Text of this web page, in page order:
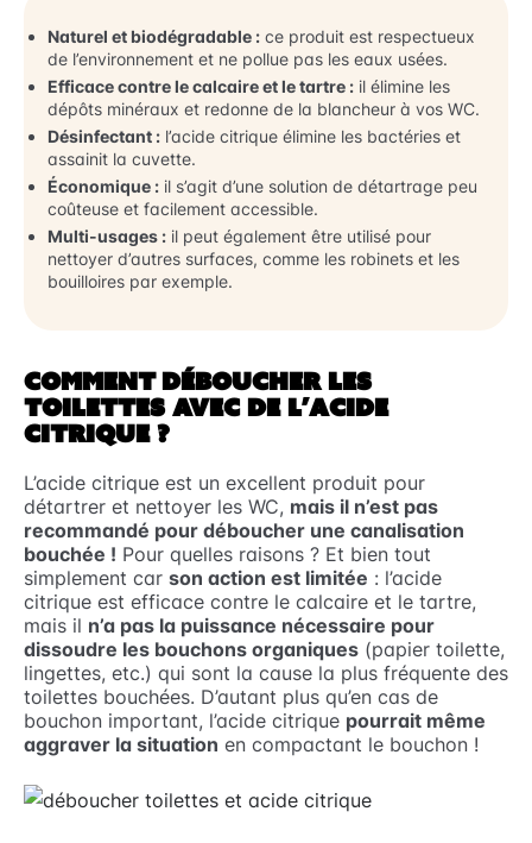
Naturel et biodégradable : ce produit est respectueux
de l’environnement et ne pollue pas les eaux usées.
Efficace contre le calcaire et le tartre : il élimine les
dépôts minéraux et redonne de la blancheur à vos WC.
Désinfectant : l’acide citrique élimine les bactéries et
assainit la cuvette.
Économique : il s’agit d’une solution de détartrage peu
coûteuse et facilement accessible.
Multi-usages : il peut également être utilisé pour
nettoyer d’autres surfaces, comme les robinets et les
bouilloires par exemple.
COMMENT DÉBOUCHER LES
TOILETTES AVEC DE L’ACIDE
CITRIQUE ?
L’acide citrique est un excellent produit pour
détartrer et nettoyer les WC, mais il n’est pas
recommandé pour déboucher une canalisation
bouchée ! Pour quelles raisons ? Et bien tout
simplement car son action est limitée : l’acide
citrique est efficace contre le calcaire et le tartre,
mais il n’a pas la puissance nécessaire pour
dissoudre les bouchons organiques (papier toilette,
lingettes, etc.) qui sont la cause la plus fréquente des
toilettes bouchées. D’autant plus qu’en cas de
bouchon important, l’acide citrique pourrait même
aggraver la situation en compactant le bouchon !